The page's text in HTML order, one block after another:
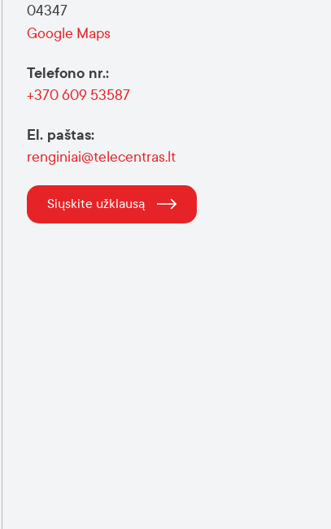
04347
Google Maps
Telefono nr.:
+370 609 53587
El. paštas:
renginiai@telecentras.lt
Siųskite užklausą